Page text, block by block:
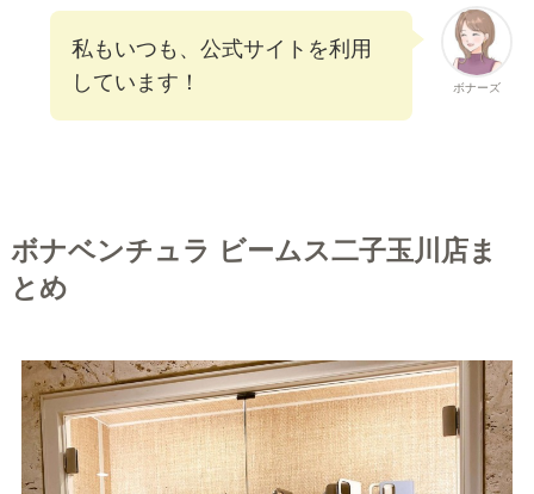
ボナーズ
私もいつも、公式サイトを利用
しています！
ボナベンチュラ ビームス二子玉川店ま
とめ